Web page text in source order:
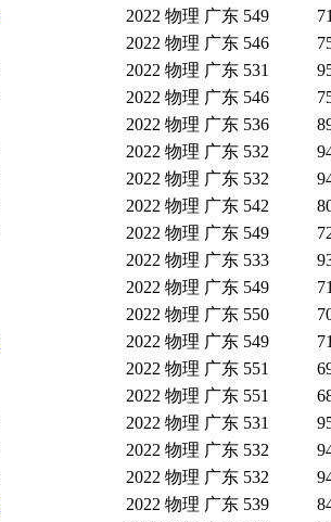
2022 物理 广东 549
2022 物理 广东 546
2022 物理 广东 531
2022 物理 广东 546
2022 物理 广东 536
2022 物理 广东 532
2022 物理 广东 532
2022 物理 广东 542
2022 物理 广东 549
2022 物理 广东 533
2022 物理 广东 549
2022 物理 广东 550
2022 物理 广东 549
2022 物理 广东 551
2022 物理 广东 551
2022 物理 广东 531
2022 物理 广东 532
2022 物理 广东 532
2022 物理 广东 539